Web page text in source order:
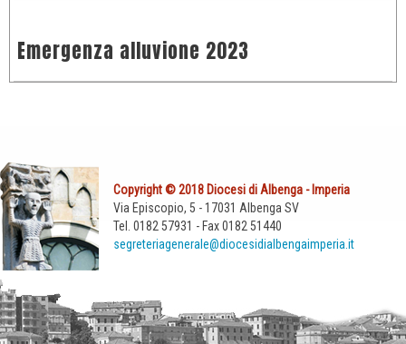
Emergenza alluvione 2023
Copyright © 2018 Diocesi di Albenga - Imperia
Via Episcopio, 5 - 17031 Albenga SV
Tel. 0182 57931 - Fax 0182 51440
segreteriagenerale@diocesidialbengaimperia.it